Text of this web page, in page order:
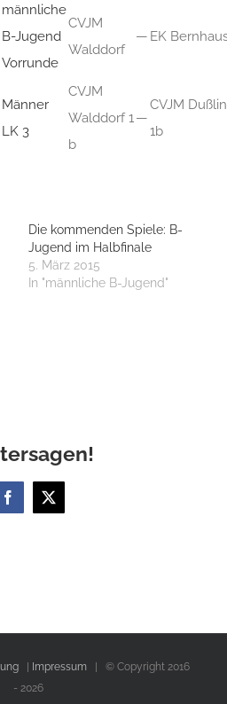
männliche
B-Jugend
Vorrunde
CVJM
Walddorf
— EK
Männer
LK 3
CVJM
Walddorf 1
b
—
CVJM
1b
Die kommenden Spiele: B-
Jugend im Halbfinale
5. März 2015
In "männliche B-Jugend"
Facebook
X
| Impressum| © Copyright 2016
- 2026